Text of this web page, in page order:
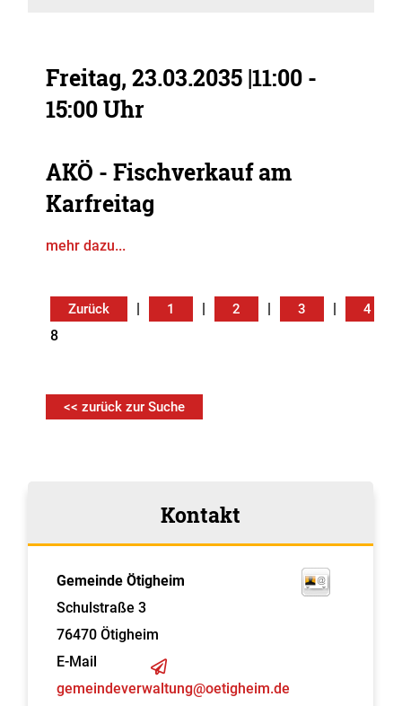
Freitag, 23.03.2035 |11:00 -
15:00 Uhr
AKÖ - Fischverkauf am
Karfreitag
mehr dazu...
Zurück | 1 | 2 | 3 | 4
8
<< zurück zur Suche
Kontakt
Gemeinde Ötigheim
Schulstraße 3
76470 Ötigheim
E-Mail
gemeindeverwaltung@oetigheim.de